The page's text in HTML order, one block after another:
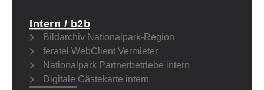
Intern / b2b
Bildarchiv Nationalpark-Region
feratel WebClient Vermieter
Nationalpark Partnerbetriebe intern
Digitale Gästekarte intern